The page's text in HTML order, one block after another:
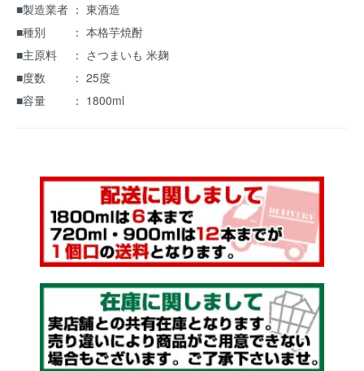
■製造業者 ： 東酒造
■種別 ： 本格芋焼酎
■主原料 ： さつまいも 米麹
■度数 ： 25度
■容量 ： 1800ml